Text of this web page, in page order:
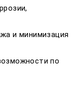
и минимизация
по